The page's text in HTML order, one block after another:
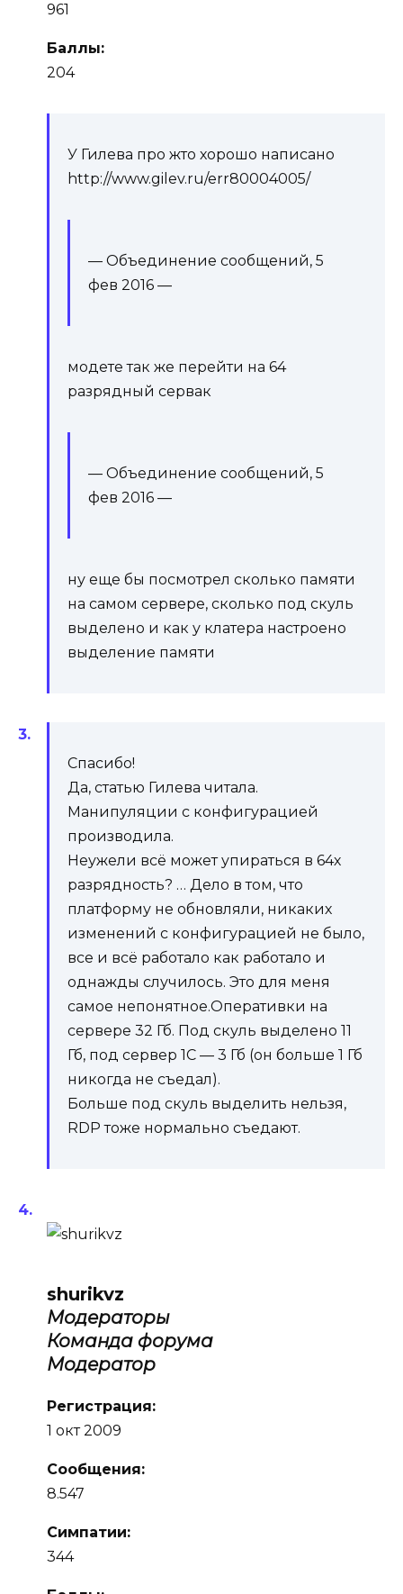
961
Баллы:
204
У Гилева про жто хорошо написано
http://www.gilev.ru/err80004005/
— Объединение сообщений, 5
фев 2016 —
модете так же перейти на 64
разрядный сервак
— Объединение сообщений, 5
фев 2016 —
ну еще бы посмотрел сколько памяти
на самом сервере, сколько под скуль
выделено и как у клатера настроено
выделение памяти
Спасибо!
Да, статью Гилева читала.
Манипуляции с конфигурацией
производила.
Неужели всё может упираться в 64х
разрядность? … Дело в том, что
платформу не обновляли, никаких
изменений с конфигурацией не было,
все и всё работало как работало и
однажды случилось. Это для меня
самое непонятное.Оперативки на
сервере 32 Гб. Под скуль выделено 11
Гб, под сервер 1С — 3 Гб (он больше 1 Гб
никогда не съедал).
Больше под скуль выделить нельзя,
RDP тоже нормально съедают.
shurikvz
Модераторы
Команда форума
Модератор
Регистрация:
1 окт 2009
Сообщения:
8.547
Симпатии:
344